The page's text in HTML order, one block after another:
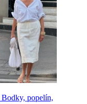
popelín,